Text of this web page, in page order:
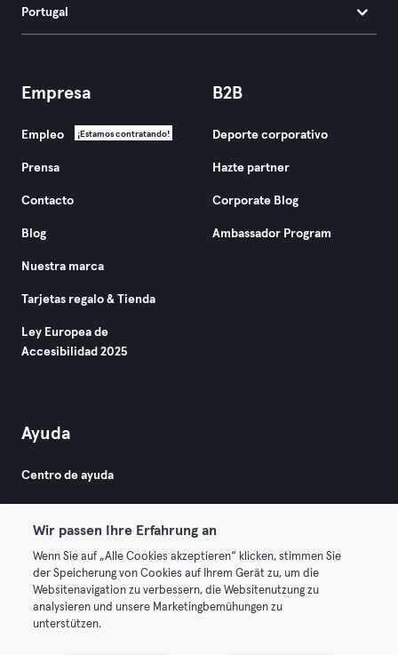
Portugal
Empresa
Empleo ¡Estamos contratando!
Prensa
Contacto
Blog
Nuestra marca
Tarjetas regalo & Tienda
Ley Europea de
Accesibilidad 2025
B2B
Deporte corporativo
Hazte partner
Corporate Blog
Ambassador Program
Ayuda
Centro de ayuda
© 2026 Urban Sports Group GmbH. All rights reserved.
Términos y condiciones
Wir passen Ihre Erfahrung an
Wenn Sie auf „Alle Cookies akzeptieren“ klicken, stimmen Sie
der Speicherung von Cookies auf Ihrem Gerät zu, um die
Websitenavigation zu verbessern, die Websitenutzung zu
analysieren und unsere Marketingbemühungen zu
unterstützen.